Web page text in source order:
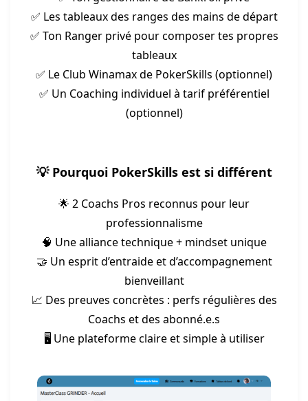
✅ Les tableaux des ranges des mains de départ
✅ Ton Ranger privé pour composer tes propres
tableaux
✅ Le Club Winamax de PokerSkills (optionnel)
✅ Un Coaching individuel à tarif préférentiel
(optionnel)
💡 Pourquoi PokerSkills est si différent
🌟 2 Coachs Pros reconnus pour leur
professionnalisme
🧠 Une alliance technique + mindset unique
🤝 Un esprit d’entraide et d’accompagnement
bienveillant
📈 Des preuves concrètes : perfs régulières des
Coachs et des abonné.e.s
🖥️ Une plateforme claire et simple à utiliser